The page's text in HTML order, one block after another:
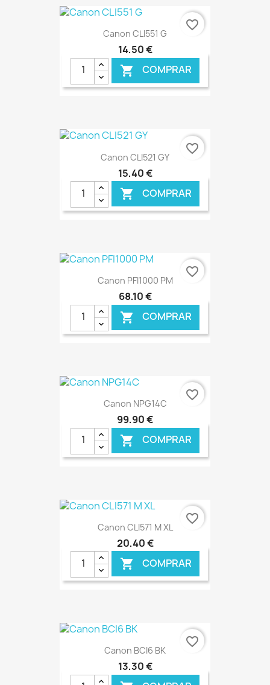
Canon CLI551 G
14,50 €
 COMPRAR
€ ONLINE
favorite_border
Canon CLI521 GY
15,40 €
 COMPRAR
€ ONLINE
favorite_border
Canon PFI1000 PM
68,10 €
 COMPRAR
€ ONLINE
favorite_border
Canon NPG14C
99,90 €
 COMPRAR
€ ONLINE
favorite_border
Canon CLI571 M XL
20,40 €
 COMPRAR
€ ONLINE
favorite_border
Canon BCI6 BK
13,30 €
favorite_border